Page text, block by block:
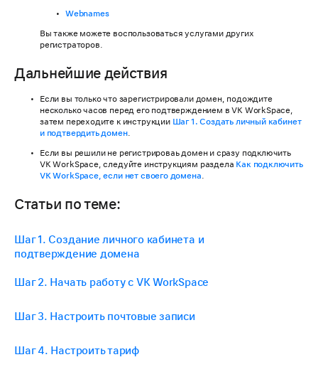
Webnames
Вы также можете воспользоваться услугами других
регистраторов.
Дальнейшие действия
Если вы только что зарегистрировали домен, подождите
несколько часов перед его подтверждением в VK WorkSpace,
затем переходите к инструкции Шаг 1. Создать личный кабинет
и подтвердить домен.
Если вы решили не регистрироваь домен и сразу подключить
VK WorkSpacе, следуйте инструкциям раздела Как подключить
VK WorkSpace, если нет своего домена.
Статьи по теме:
Шаг 1. Создание личного кабинета и
подтверждение домена
Шаг 2. Начать работу с VK WorkSpace
Шаг 3. Настроить почтовые записи
Шаг 4. Настроить тариф